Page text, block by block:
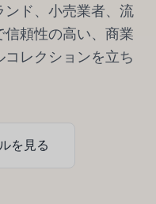
ド、小売業者、流
頼性の高い、商業
レクションを立ち
を見る